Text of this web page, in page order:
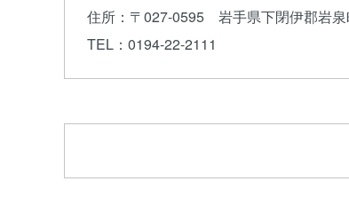
住所 ：〒027-0595 岩手県下閉伊郡岩
TEL ：0194-22-2111